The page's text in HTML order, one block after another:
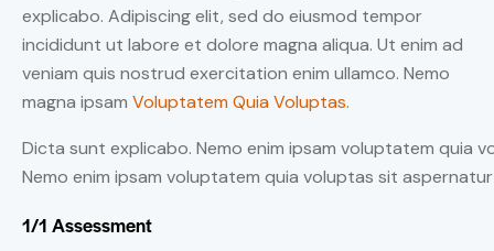
explicabo. Adipiscing elit, sed do eiusmod tempor
incididunt ut labore et dolore magna aliqua. Ut enim ad
veniam quis nostrud exercitation enim ullamco. Nemo
magna ipsam Voluptatem Quia Voluptas.
Dicta sunt explicabo. Nemo enim ipsam voluptatem quia
Nemo enim ipsam voluptatem quia voluptas sit
1/1 Assessment